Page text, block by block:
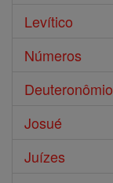
Levítico
Números
Deuteronômio
Josué
Juízes